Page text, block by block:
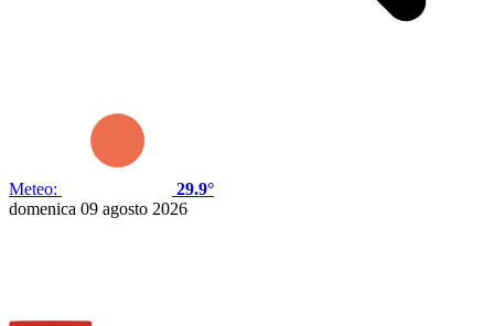
Meteo:
29.9°
domenica 09 agosto 2026